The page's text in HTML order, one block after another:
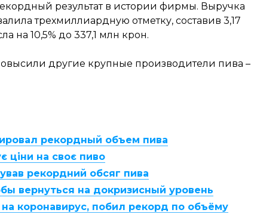
результат в истории фирмы. Выручка
трехмиллиардную отметку, составив 3,17
на 10,5% до 337,1 млн крон.
другие крупные производители пива –
рекордный объем пива
ціни на своє пиво
рекордний обсяг пива
вернуться на докризисный уровень
коронавирус, побил рекорд по объёму